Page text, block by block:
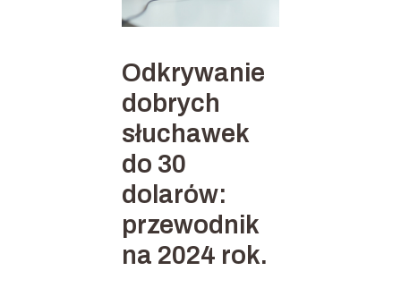
Odkrywanie
dobrych
słuchawek
do 30
dolarów:
przewodnik
na 2024 rok.